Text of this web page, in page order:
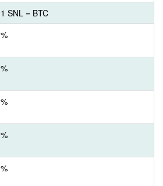
1 SNL = BTC
%
%
%
%
%